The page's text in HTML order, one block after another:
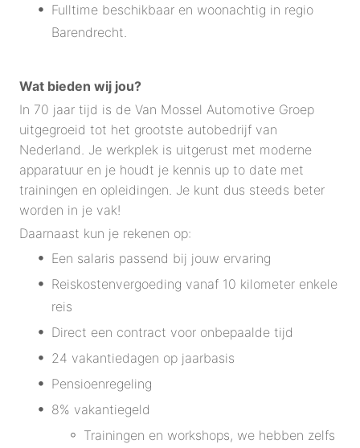
Fulltime beschikbaar en woonachtig in regio
Barendrecht.
Wat bieden wij jou?
In 70 jaar tijd is de Van Mossel Automotive Groep
uitgegroeid tot het grootste autobedrijf van
Nederland. Je werkplek is uitgerust met moderne
apparatuur en je houdt je kennis up to date met
trainingen en opleidingen. Je kunt dus steeds beter
worden in je vak!
Daarnaast kun je rekenen op:
Een salaris passend bij jouw ervaring
Reiskostenvergoeding vanaf 10 kilometer enkele
reis
Direct een contract voor onbepaalde tijd
24 vakantiedagen op jaarbasis
Pensioenregeling
8% vakantiegeld
Trainingen en workshops, we hebben zelfs